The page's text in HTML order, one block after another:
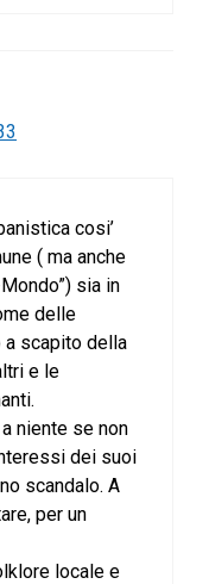
cosi’
( ma anche
sia in
delle
a scapito della
e le
niente se non
dei suoi
scandalo. A
per un
locale e